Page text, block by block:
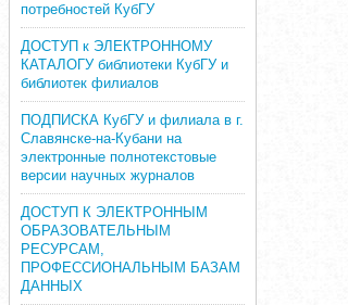
потребностей КубГУ
ДОСТУП к ЭЛЕКТРОННОМУ
КАТАЛОГУ библиотеки КубГУ и
библиотек филиалов
ПОДПИСКА КубГУ и филиала в г.
Славянске-на-Кубани на
электронные полнотекстовые
версии научных журналов
ДОСТУП К ЭЛЕКТРОННЫМ
ОБРАЗОВАТЕЛЬНЫМ
РЕСУРСАМ,
ПРОФЕССИОНАЛЬНЫМ БАЗАМ
ДАННЫХ